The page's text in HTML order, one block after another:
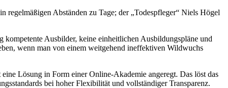
regelmäßigen Abständen zu Tage; der „Todespfleger“ Niels Högel
Ausbilder, keine einheitlichen Ausbildungspläne und
wenn man von einem weitgehend ineffektiven Wildwuchs
Lösung in Form einer Online-Akademie angeregt. Das löst das
bei hoher Flexibilität und vollständiger Transparenz.